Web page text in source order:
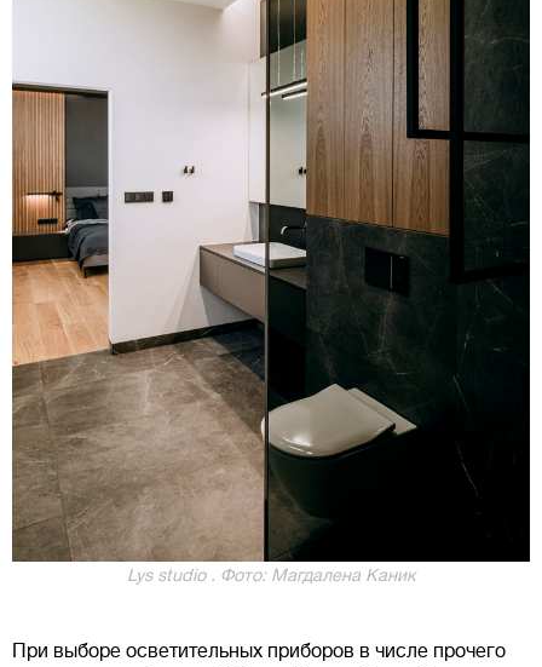
Lys studio . Фото: Магдалена Каник
При выборе осветительных приборов в числе прочего